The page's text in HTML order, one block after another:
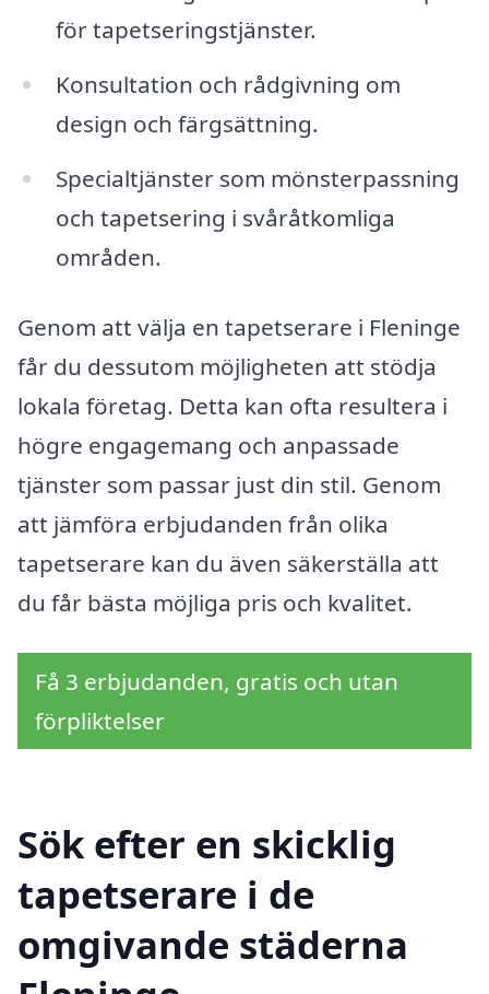
för tapetseringstjänster.
Konsultation och rådgivning om
design och färgsättning.
Specialtjänster som mönsterpassning
och tapetsering i svåråtkomliga
områden.
Genom att välja en tapetserare i Fleninge
får du dessutom möjligheten att stödja
lokala företag. Detta kan ofta resultera i
högre engagemang och anpassade
tjänster som passar just din stil. Genom
att jämföra erbjudanden från olika
tapetserare kan du även säkerställa att
du får bästa möjliga pris och kvalitet.
Få 3 erbjudanden, gratis och utan
förpliktelser
Sök efter en skicklig
tapetserare i de
omgivande städerna